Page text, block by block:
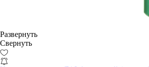
Развернуть
Свернуть